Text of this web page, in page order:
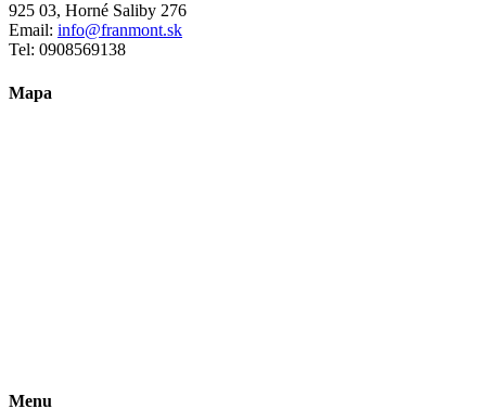
925 03, Horné Saliby 276
Email: info@franmont.sk
Tel: 0908569138
Mapa
Menu